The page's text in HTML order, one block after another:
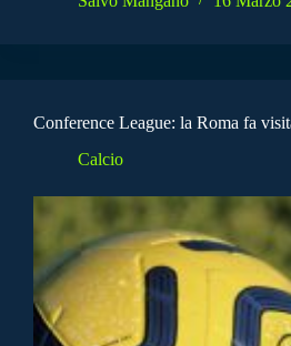
Conference League: la Roma fa
Calcio